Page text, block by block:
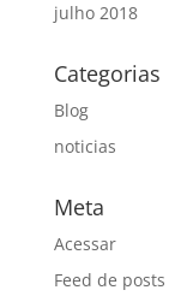
julho 2018
Categorias
Blog
noticias
Meta
Acessar
Feed de posts